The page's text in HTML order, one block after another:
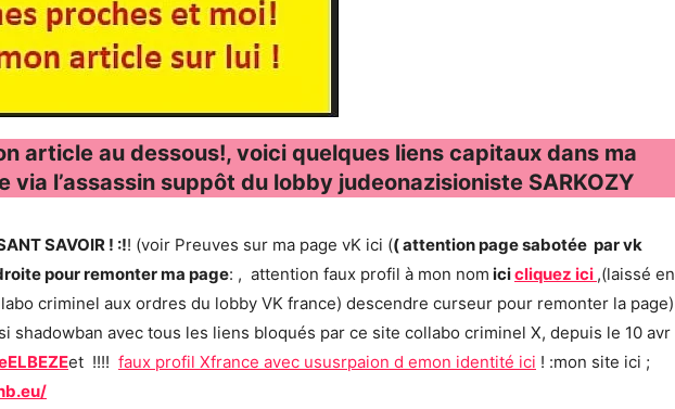
article au dessous!, voici quelques liens capitaux dans ma
l’assassin suppôt du lobby judeonazisioniste SARKOZY
SAVOIR ! :!! (voir Preuves sur ma page vK ici (( attention page sabotée par vk
pour remonter ma page: , attention faux profil à mon nom icicliquez ici ,(laissé en
criminel aux ordres du lobby VK france) descendre curseur pour remonter la page)
shadowban avec tous les liens bloqués par ce site collabo criminel X, depuis le 10 avr
et !!!! faux profil Xfrance avec ususrpaion d emon identité ici ! :mon site ici ;